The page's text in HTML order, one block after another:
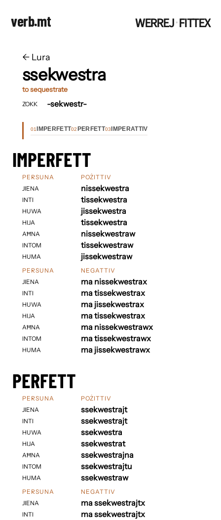
verb.mt WERREJ·FITTEX
← ​​Lura
ssekwestra
to sequestrate
ZOKK -sekwestr-
01 IMPERFETT02 PERFETT03 IMPERATTIV
IMPERFETT
PERSUNA
JIENA
INTI
HUWA
HIJA
AĦNA
INTOM
HUMA
POŻITTIV
nissekwestra
tissekwestra
jissekwestra
tissekwestra
nissekwestraw
tissekwestraw
jissekwestraw
PERSUNA
JIENA
INTI
HUWA
HIJA
AĦNA
INTOM
HUMA
NEGATTIV
ma nissekwestrax
ma tissekwestrax
ma jissekwestrax
ma tissekwestrax
ma nissekwestrawx
ma tissekwestrawx
ma jissekwestrawx
PERFETT
PERSUNA
JIENA
INTI
HUWA
HIJA
AĦNA
INTOM
HUMA
POŻITTIV
ssekwestrajt
ssekwestrajt
ssekwestra
ssekwestrat
ssekwestrajna
ssekwestrajtu
ssekwestraw
PERSUNA
JIENA
INTI
NEGATTIV
ma ssekwestrajtx
ma ssekwestrajtx